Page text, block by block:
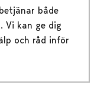
både
Vi kan ge dig
och råd inför